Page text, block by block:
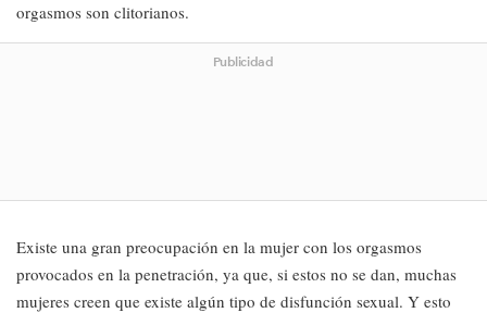
orgasmos son clitorianos.
Publicidad
Existe una gran preocupación en la mujer con los orgasmos
provocados en la penetración, ya que, si estos no se dan, muchas
mujeres creen que existe algún tipo de disfunción sexual. Y esto